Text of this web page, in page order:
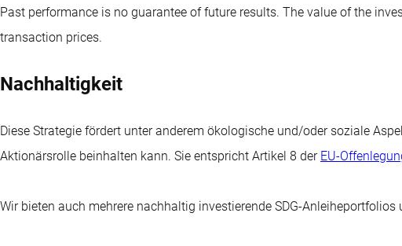
Past performance is no guarantee of future results. The value of the
transaction prices.
Nachhaltigkeit
Diese Strategie fördert unter anderem ökologische und/oder soziale
Aktionärsrolle beinhalten kann. Sie entspricht Artikel 8 der EU-
Wir bieten auch mehrere nachhaltig investierende SDG-